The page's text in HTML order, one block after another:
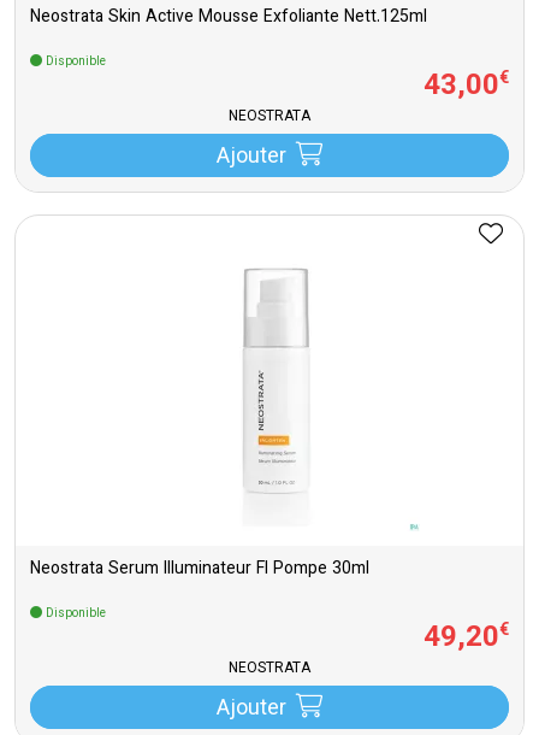
Neostrata Skin Active Mousse Exfoliante Nett.125ml
Disponible
43,00€
NEOSTRATA
Ajouter
Neostrata Serum Illuminateur Fl Pompe 30ml
Disponible
49,20€
NEOSTRATA
Ajouter